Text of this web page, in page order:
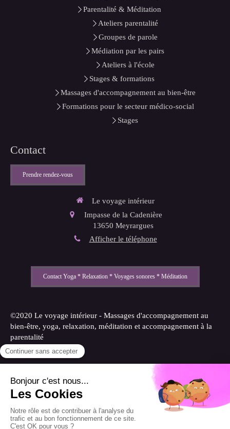
Parentalité & Méditation
Ateliers parentalité
Groupes de parole
Médiation par les pairs
Ateliers à l'école
Stages & formations
Massages d'accompagnement au bien-être
Formations pour le secteur médico-social
Stages
Contact
Prendre rendez-vous
Le voyage intérieur
Impasse de la Cadenière
13650 Meyrargues
Afficher le téléphone
Contact Yoga * Relaxation * Voyages sonores * Méditation
©2020 Le voyage intérieur - Massages d'accompagnement au
bien-être, yoga, relaxation, méditation et accompagnement à la
parentalité
Mentions légales